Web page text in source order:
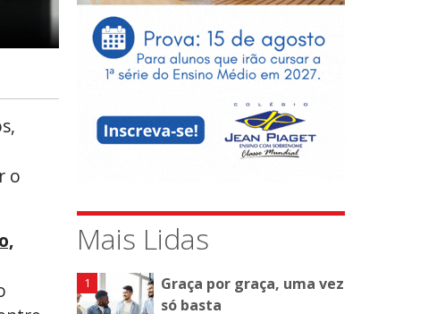
o
Mais Lidas
Graça por graça, uma vez
só basta